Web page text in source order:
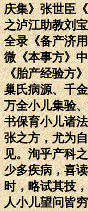
庆集》张世臣
之泸江助教刘
全录《备产济
微《本事方》
《胎产经验方
巢氏病源、千
万全小儿集验
书保育小儿诸
张之方，尤为
见。洵乎产科
少多疾病，喜
时，略试其技
人小儿望问皆